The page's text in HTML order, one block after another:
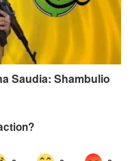
Saudia: Shambulio